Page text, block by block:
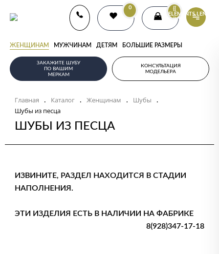
0
{{
ELEMENTS.LENGTH
}}
ЖЕНЩИНАМ МУЖЧИНАМ ДЕТЯМ БОЛЬШИЕ РАЗМЕРЫ
ЗАКАЖИТЕ ШУБУ
ПО ВАШИМ
МЕРКАМ
КОНСУЛЬТАЦИЯ
МОДЕЛЬЕРА
Главная . Каталог . Женщинам . Шубы .
Шубы из песца
ШУБЫ ИЗ ПЕСЦА
ИЗВИНИТЕ, РАЗДЕЛ НАХОДИТСЯ В СТАДИИ
НАПОЛНЕНИЯ.
ЭТИ ИЗДЕЛИЯ ЕСТЬ В НАЛИЧИИ НА ФАБРИКЕ
8(928)347-17-18